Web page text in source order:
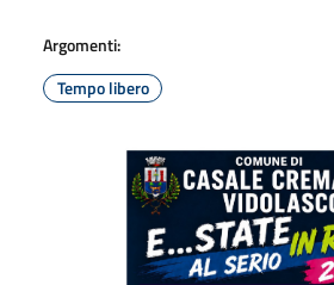
Argomenti:
Tempo libero